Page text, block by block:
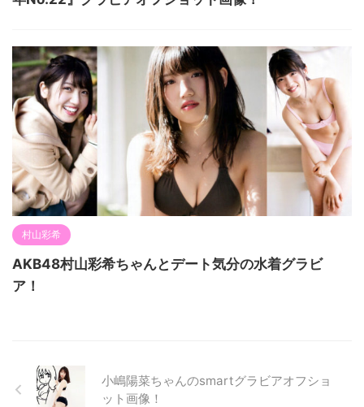
村山彩希
AKB48村山彩希ちゃんとデート気分の水着グラビ
ア！
小嶋陽菜ちゃんのsmartグラビアオフショ
ット画像！